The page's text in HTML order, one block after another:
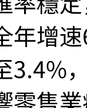
年增
3.4%
零售